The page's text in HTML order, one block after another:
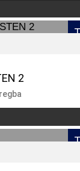
2